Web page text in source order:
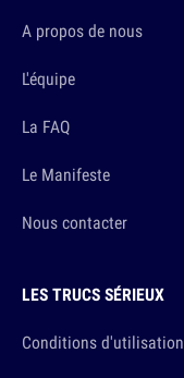
A propos de nous
L'équipe
La FAQ
Le Manifeste
Nous contacter
LES TRUCS SÉRIEUX
Conditions d'utilisation